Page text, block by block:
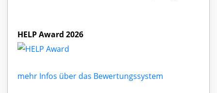
HELP Award 2026
mehr Infos über das Bewertungssystem